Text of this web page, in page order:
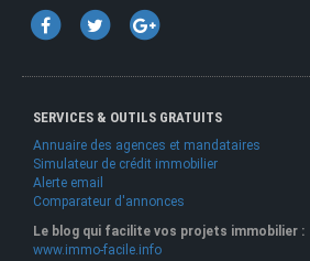
SERVICES & OUTILS GRATUITS
Annuaire des agences et mandataires
Simulateur de crédit immobilier
Alerte email
Comparateur d'annonces
Le blog qui facilite vos projets immobilier :
www.immo-facile.info